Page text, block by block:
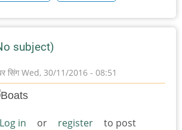
subject)
सिंगWed, 30/11/2016 - 08:51
Log in or register
to post